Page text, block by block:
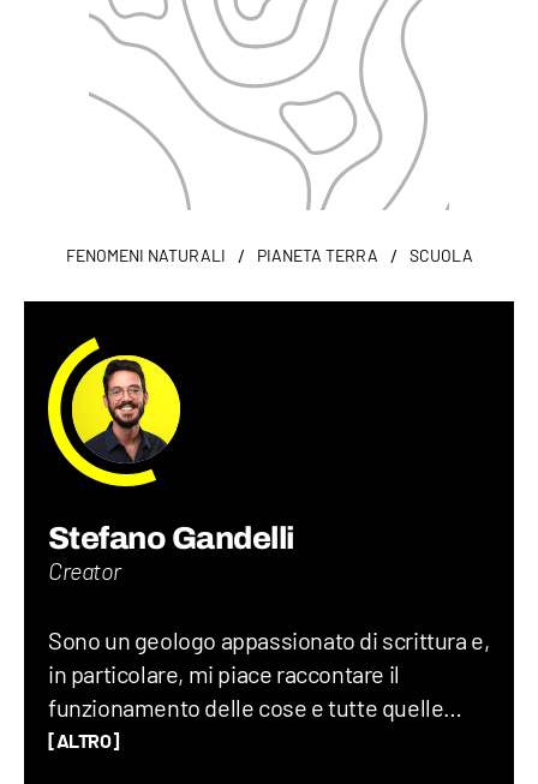
FENOMENI NATURALI / PIANETA TERRA / SCUOLA
Stefano Gandelli
Creator
Sono un geologo appassionato di scrittura e,
in particolare, mi piace raccontare il
funzionamento delle cose e tutte quelle
storie assurde (ma vere) che accadono nel
[ALTRO]